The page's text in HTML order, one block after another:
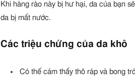
Khi hàng rào này bị hư hại, da của bạn
da bị mất nước.
Các triệu chứng của da khô
Có thể cảm thấy thô ráp và bong